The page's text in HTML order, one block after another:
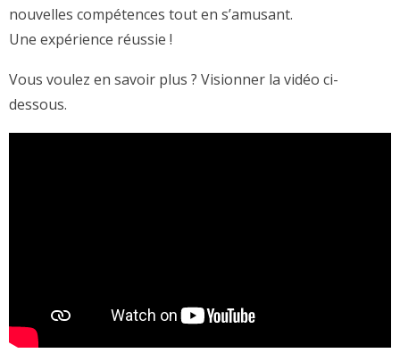
nouvelles compétences tout en s’amusant.
Une expérience réussie !
Vous voulez en savoir plus ? Visionner la vidéo ci-
dessous.